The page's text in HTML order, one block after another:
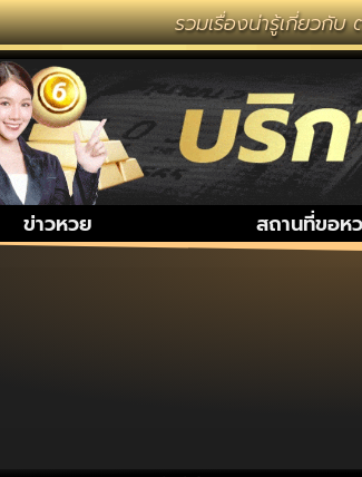
รวมเรื่องน่ารู้เกี่ยวกับ ต
ข่าวหวย สถานที่ขอห